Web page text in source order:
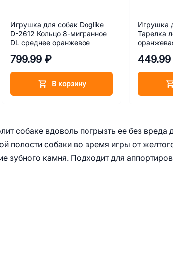
собаке вдоволь погрызть ее без вреда
полости собаки во время игры от
зубного камня. Подходит для
Игрушка для собак Doglike
D-2612 Кольцо 8-мигранное
DL среднее оранжевое
799.99 ₽
В корзину
Игрушка
Тарелка